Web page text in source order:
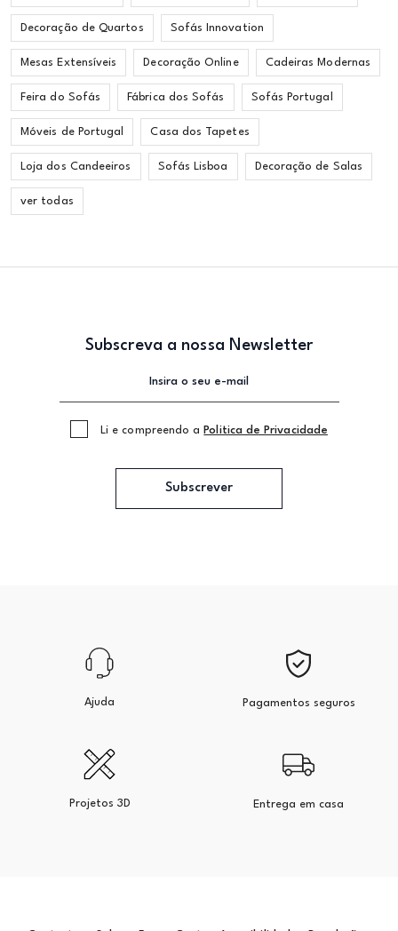
Decoração de Quartos Sofás Innovation
Mesas Extensíveis Decoração Online Cadeiras Modernas
Feira do Sofás Fábrica dos Sofás Sofás Portugal
Móveis de Portugal Casa dos Tapetes
Loja dos Candeeiros Sofás Lisboa Decoração de Salas
ver todas
Subscreva a nossa Newsletter
Li e compreendo a Politica de Privacidade
Subscrever
Ajuda Pagamentos seguros
Projetos 3D Entrega em casa